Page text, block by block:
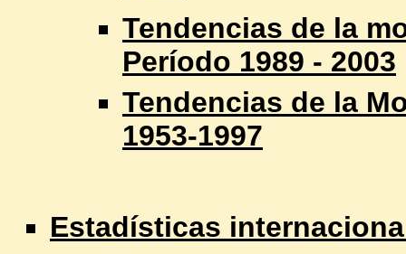
Tendencias de la
Período 1989 - 2003
Tendencias de la
1953-1997
Estadísticas